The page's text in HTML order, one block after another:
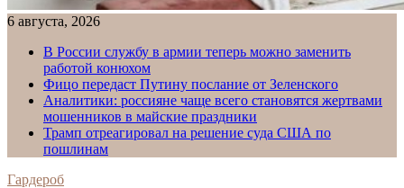
6 августа, 2026
В России службу в армии теперь можно заменить
работой конюхом
Фицо передаст Путину послание от Зеленского
Аналитики: россияне чаще всего становятся жертвами
мошенников в майские праздники
Трамп отреагировал на решение суда США по
пошлинам
Гардероб